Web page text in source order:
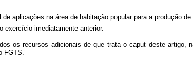
aplicações na área de habitação popular para a produção
exercício imediatamente anterior.
os recursos adicionais de que trata o caput deste artigo,
FGTS.”